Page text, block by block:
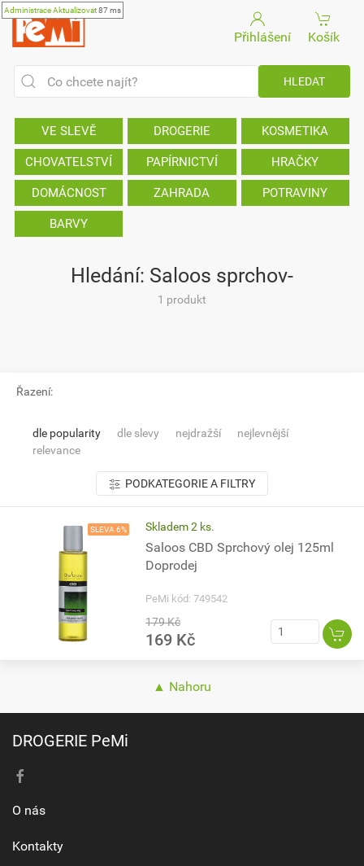
AdministraceAktualizovat87 ms
Přihlášení Košík
VE SLEVĚ DROGERIE KOSMETIKA
CHOVATELSTVÍ PAPÍRNICTVÍ HRAČKY
DOMÁCNOST ZAHRADA POTRAVINY
BARVY
Hledání: Saloos sprchov-
1 produkt
Řazení:
dle popularity dle slevy nejdražší
nejlevnější
relevance
PODKATEGORIE A FILTRY
SLEVA 6% Skladem 2 ks.
Saloos CBD Sprchový olej 125ml
Doprodej
PeMi kód: 749542
179 Kč
169 Kč
▲ Nahoru
DROGERIE PeMi
O nás
Kontakty